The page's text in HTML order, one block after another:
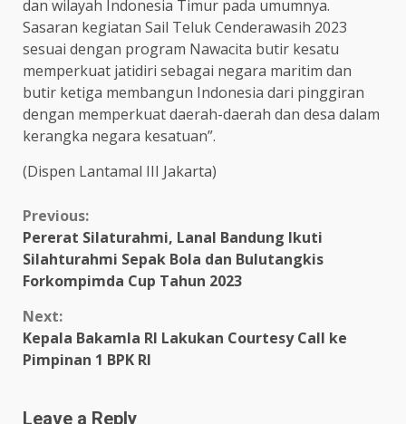
dan wilayah Indonesia Timur pada umumnya.
Sasaran kegiatan Sail Teluk Cenderawasih 2023
sesuai dengan program Nawacita butir kesatu
memperkuat jatidiri sebagai negara maritim dan
butir ketiga membangun Indonesia dari pinggiran
dengan memperkuat daerah-daerah dan desa dalam
kerangka negara kesatuan”.
(Dispen Lantamal III Jakarta)
Continue
Reading
Previous:
Pererat Silaturahmi, Lanal Bandung Ikuti
Silahturahmi Sepak Bola dan Bulutangkis
Forkompimda Cup Tahun 2023
Next:
Kepala Bakamla RI Lakukan Courtesy Call ke
Pimpinan 1 BPK RI
Leave a Reply